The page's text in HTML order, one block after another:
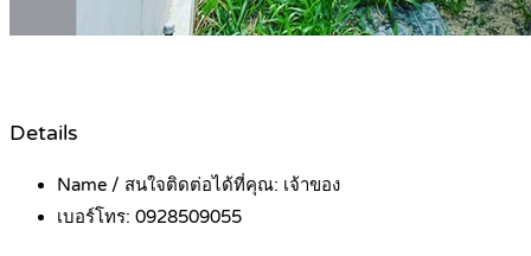
Details
Name / สนใจติดต่อได้ที่คุณ: เจ้าของ
เบอร์โทร: 0928509055